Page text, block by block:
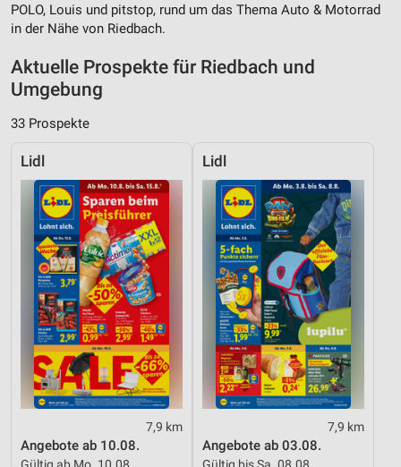
POLO, Louis und pitstop, rund um das Thema Auto & Motorrad
in der Nähe von Riedbach.
Aktuelle Prospekte für Riedbach und
Umgebung
33 Prospekte
Lidl
7,9 km
Angebote ab 10.08.
Gültig ab Mo. 10.08.
Lidl
7,9 km
Angebote ab 03.08.
Gültig bis Sa. 08.08.